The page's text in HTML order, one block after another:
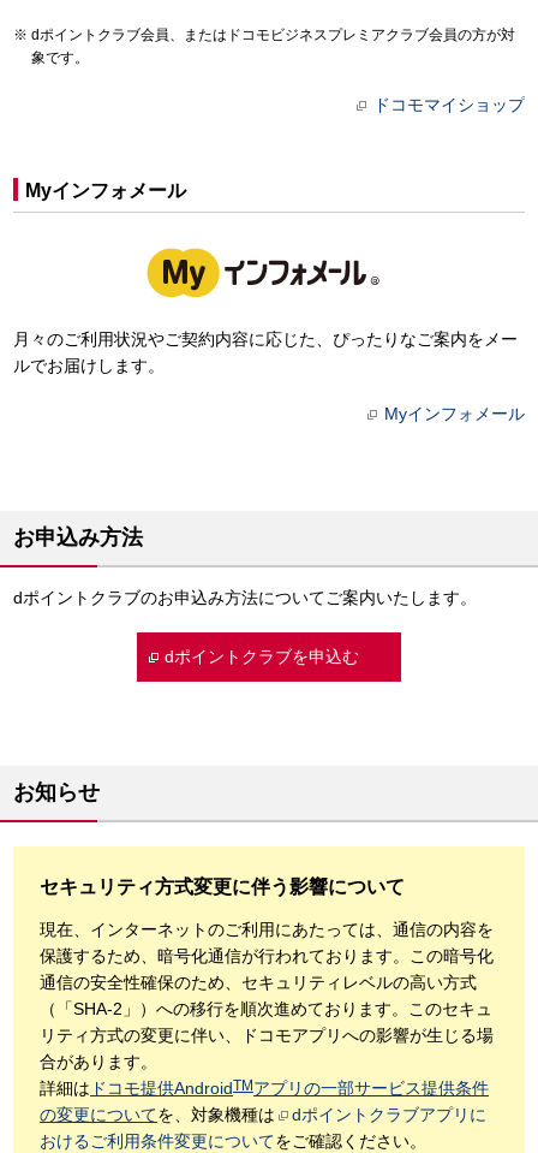
dポイントクラブ会員、またはドコモビジネスプレミアクラブ会員の方が対
象です。
ドコモマイショップ
Myインフォメール
月々のご利用状況やご契約内容に応じた、ぴったりなご案内をメー
ルでお届けします。
Myインフォメール
お申込み方法
dポイントクラブのお申込み方法についてご案内いたします。
dポイントクラブを申込む
お知らせ
セキュリティ方式変更に伴う影響について
現在、インターネットのご利用にあたっては、通信の内容を
保護するため、暗号化通信が行われております。この暗号化
通信の安全性確保のため、セキュリティレベルの高い方式
（「SHA-2」）への移行を順次進めております。このセキュ
リティ方式の変更に伴い、ドコモアプリへの影響が生じる場
合があります。
詳細は ドコモ提供AndroidTM アプリの一部サービス提供条件
の変更についてを、対象機種は
dポイントクラブアプリに
おけるご利用条件変更についてをご確認ください。